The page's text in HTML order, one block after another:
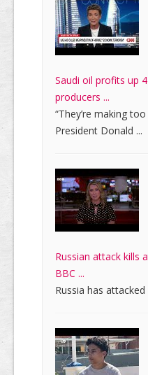
Saudi oil profits up
producers ...
“They’re making
President Donald ...
Russian attack kills
BBC ...
Russia has